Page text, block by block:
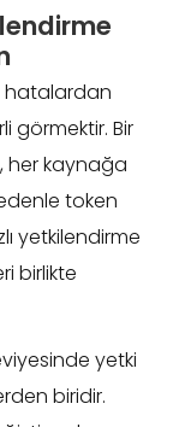
hatalardan
görmektir. Bir
her kaynağa
token
yetkilendirme
birlikte
yetki
biridir.